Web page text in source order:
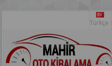
Türkçe